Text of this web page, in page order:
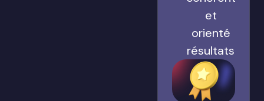
et
orienté
résultats